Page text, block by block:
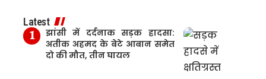
Latest
झांसी में दर्दनाक सड़क हादसा:
अतीक अहमद के बेटे आबान समेत
दो की मौत, तीन घायल